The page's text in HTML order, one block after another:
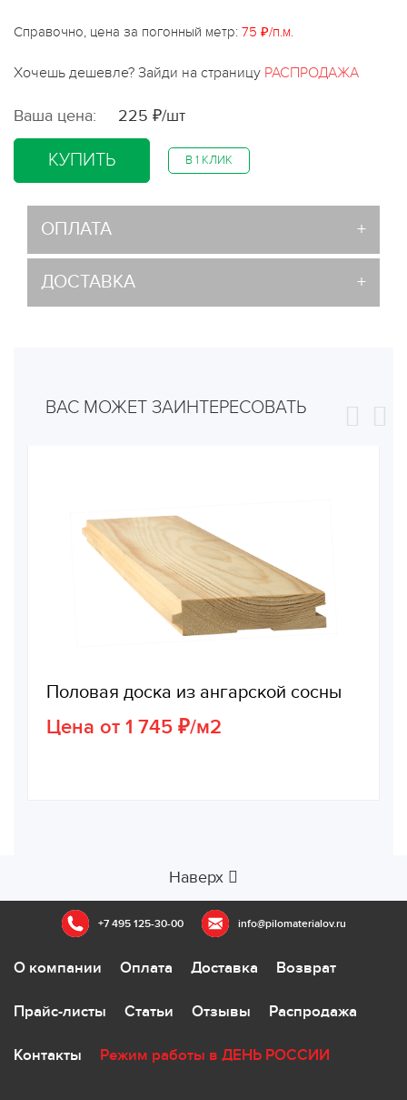
Справочно, цена за погонный метр: 75 ₽/п.м.
Хочешь дешевле? Зайди на страницу РАСПРОДАЖА
Ваша цена: 225 ₽/шт
КУПИТЬ В 1 КЛИК
ОПЛАТА
ДОСТАВКА
ВАС МОЖЕТ ЗАИНТЕРЕСОВАТЬ
Половая доска из ангарской сосны
Цена от 1 745 ₽/м2
Наверх
+7 495 125-30-00 info@pilomaterialov.ru
О компании Оплата Доставка Возврат
Прайс-листы Статьи Отзывы Распродажа
Контакты Режим работы в ДЕНЬ РОССИИ